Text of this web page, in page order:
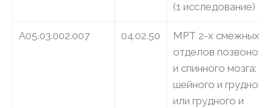
(1 исследование)
A05.03.002.007 04.02.50
МРТ 2-х смежных
отделов
и спинного мозга:
шейного и грудного
или грудного и